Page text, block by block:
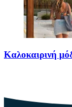
Καλοκαιρινή